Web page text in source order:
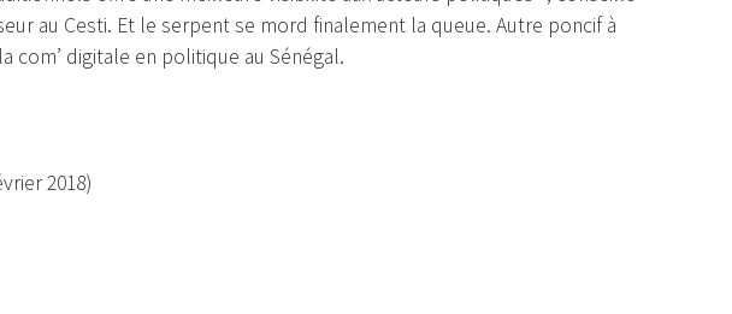
au Cesti. Et le serpent se mord finalement la queue. Autre poncif à
com’ digitale en politique au Sénégal.
2018)